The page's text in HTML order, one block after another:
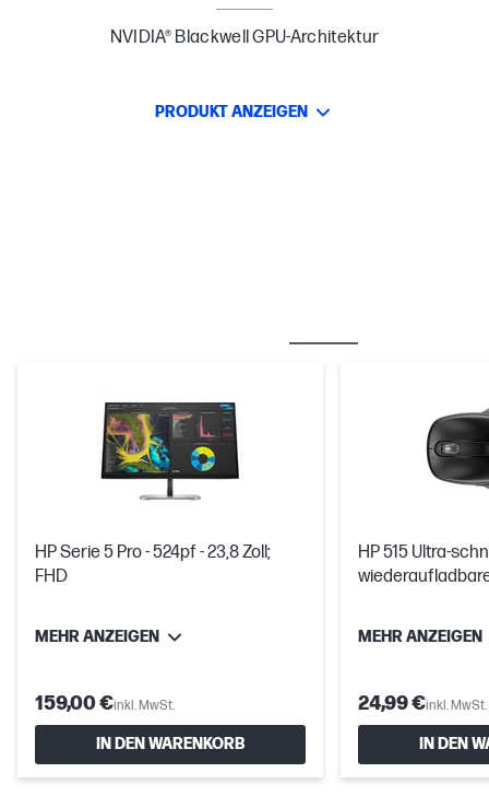
NVIDIA® Blackwell GPU-Architektur
PRODUKT ANZEIGEN
HP Serie 5 Pro - 524pf - 23,8 Zoll;
FHD
MEHR ANZEIGEN
159,00 €inkl. MwSt.
IN DEN WARENKORB
HP 515 Ultra-
MEHR ANZEIGEN
24,99 €inkl. MwSt.
IN DEN